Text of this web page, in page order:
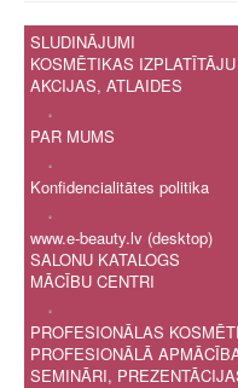
SLUDINĀJUMI
KOSMĒTIKAS
AKCIJAS, ATLAIDES
.
PAR MUMS
.
Konfidencialitātes politika
.
www.e-beauty.lv (desktop)
SALONU KATALOGS
MĀCĪBU CENTRI
.
PROFESIONĀLAS
PROFESIONĀLĀ
SEMINĀRI,